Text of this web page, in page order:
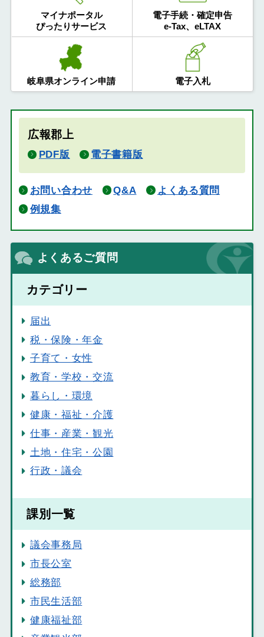
マイナポータル
ぴったりサービス
電子手続・確定申告
e-Tax、eLTAX
岐阜県オンライン申請 電子入札
広報郡上
PDF版 電子書籍版
お問い合わせ Q&A
よくある質問
例規集
よくあるご質問
カテゴリー
届出
税・保険・年金
子育て・女性
教育・学校・交流
暮らし・環境
健康・福祉・介護
仕事・産業・観光
土地・住宅・公園
行政・議会
課別一覧
議会事務局
市長公室
総務部
市民生活部
健康福祉部